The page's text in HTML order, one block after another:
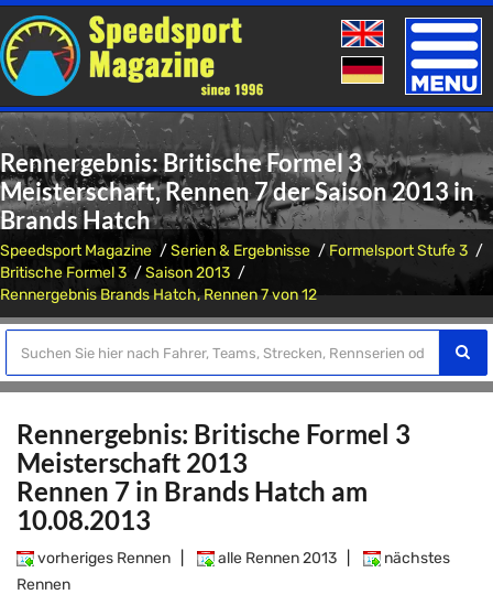
Toggle
Rennergebnis: Britische Formel 3
Meisterschaft, Rennen 7 der Saison 2013 in
Brands Hatch
Speedsport Magazine Serien & Ergebnisse
Formelsport Stufe 3
Britische Formel 3
Saison 2013
Rennergebnis Brands Hatch, Rennen 7 von 12
Rennergebnis: Britische Formel 3
Meisterschaft 2013
Rennen 7 in Brands Hatch am
10.08.2013
vorheriges Rennen alle Rennen 2013
nächstes
Rennen